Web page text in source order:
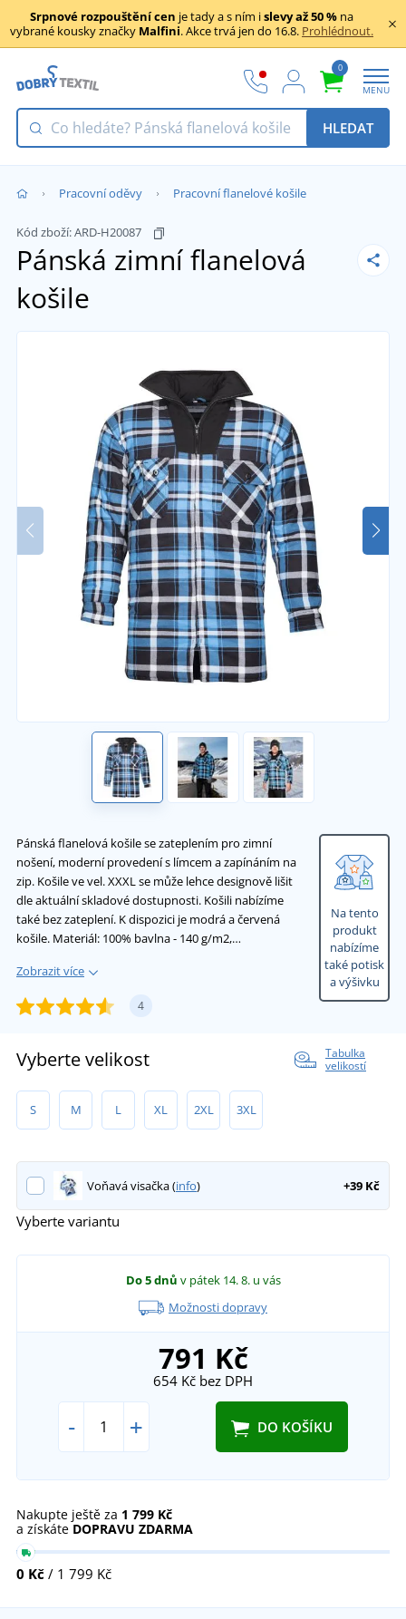
Srpnové rozpouštění cen je tady a s ním islevy až 50 % na
vybrané kousky značky Malfini. Akce trvá jen do 16.8. Prohlédnout.
0
MENU
HLEDAT
Pracovní oděvy Pracovní flanelové košile
Kód zboží:ARD-H20087
Pánská zimní flanelová
košile
Pánská flanelová košile se zateplením pro zimní
nošení, moderní provedení s límcem a zapínáním na
zip. Košile ve vel. XXXL se může lehce designově lišit
dle aktuální skladové dostupnosti. Košili nabízíme
také bez zateplení. K dispozici je modrá a červená
košile. Materiál: 100% bavlna - 140 g/m2,…
Zobrazit více
4
Na tento
produkt
nabízíme
také potisk
a výšivku
Vyberte velikost
Tabulka
velikostí
S M L XL 2XL 3XL
Voňavá visačka (info) +39 Kč
Vyberte variantu
Do 5 dnů v pátek 14. 8. u vás
Možnosti dopravy
791 Kč
654 Kč bez DPH
- + DO KOŠÍKU
Nakupte ještě za 1 799 Kč
a získáte DOPRAVU ZDARMA
0 Kč / 1 799 Kč